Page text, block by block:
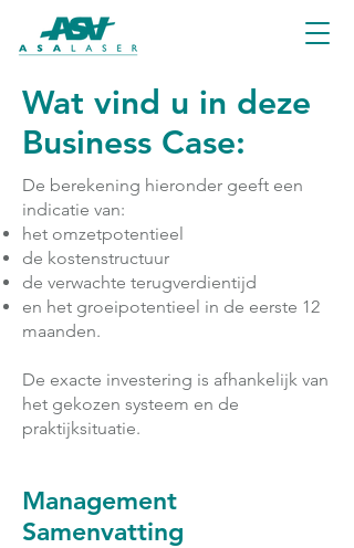
Wat vind u in deze
Business Case:
De berekening hieronder geeft een
indicatie van:
het omzetpotentieel
de kostenstructuur
de verwachte terugverdientijd
en het groeipotentieel in de eerste 12
maanden.
De exacte investering is afhankelijk van
het gekozen systeem en de
praktijksituatie.
Management
Samenvatting